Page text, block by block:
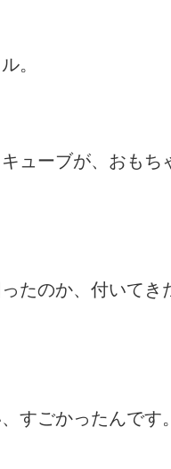
。
ューブが、おも
たのか、付いてき
すごかったんです。